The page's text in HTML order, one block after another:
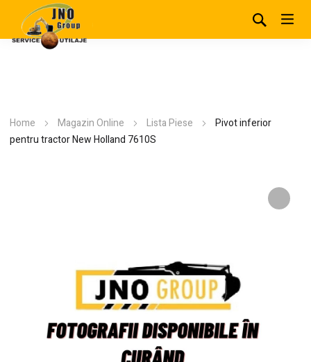
Home Magazin Online Lista Piese
Pivot inferior
pentru tractor New Holland 7610S